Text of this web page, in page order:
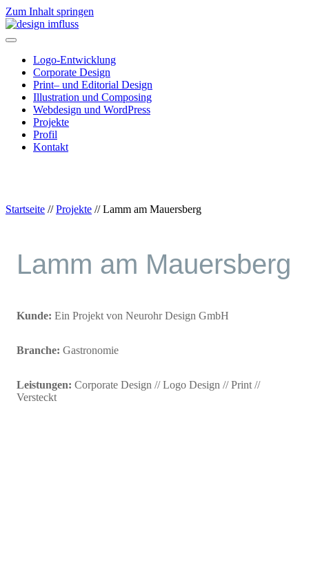
Zum Inhalt springen
Navigation
Logo-Entwicklung
Corporate Design
Print– und Editorial Design
Illustration und Composing
Webdesign und WordPress
Projekte
Profil
Kontakt
Startseite //Projekte //Lamm am Mauersberg
Lamm am Mauersberg
Kunde: Ein Projekt von Neurohr Design GmbH
Branche: Gastronomie
Leistungen: Corporate Design // Logo Design // Print //
Versteckt